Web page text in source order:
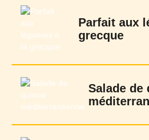
Parfait aux
grecque
Salade de